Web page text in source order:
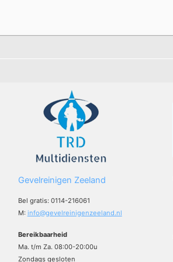
Gevelreinigen Zeeland
Bel gratis: 0114-216061
M: info@gevelreinigenzeeland.nl
Bereikbaarheid
Ma. t/m Za. 08:00-20:00u
Zondags gesloten